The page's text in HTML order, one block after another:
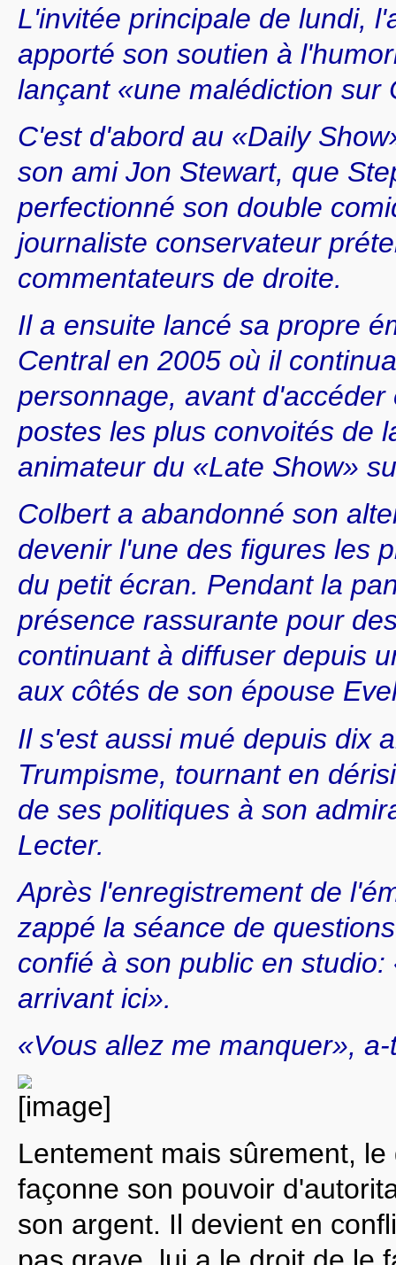
L'invitée principale de lundi,
apporté son soutien à
lançant «une malédiction sur
C'est d'abord au «Daily
son ami Jon Stewart, que
perfectionné son double
journaliste conservateur
commentateurs de droite.
Il a ensuite lancé sa propre
Central en 2005 où il
personnage, avant
postes les plus convoités de
animateur du «Late Show»
Colbert a abandonné son
devenir l'une des figures les
du petit écran. Pendant la
présence rassurante pour
continuant à diffuser depuis
aux côtés de son épouse
Il s'est aussi mué depuis dix
Trumpisme, tournant en
de ses politiques à son
Lecter.
Après l'enregistrement de
zappé la séance de
confié à son public en
arrivant ici».
«Vous allez me manquer»,
Lentement mais sûrement,
façonne son pouvoir
son argent. Il devient en